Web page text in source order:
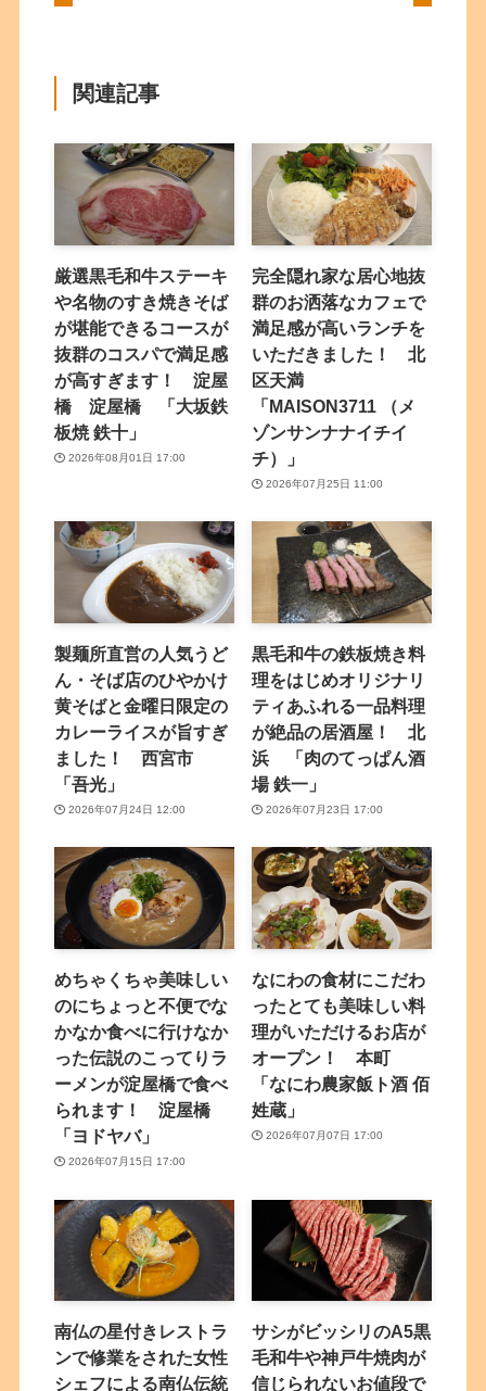
関連記事
厳選黒毛和牛ステーキ
や名物のすき焼きそば
が堪能できるコースが
抜群のコスパで満足感
が高すぎます！ 淀屋
橋 淀屋橋 「大坂鉄
板焼 鉄十」
2026年08月01日 17:00
完全隠れ家な居心地抜
群のお洒落なカフェで
満足感が高いランチを
いただきました！ 北
区天満
「MAISON3711 （メ
ゾンサンナナイチイ
チ）」
2026年07月25日 11:00
製麺所直営の人気うど
ん・そば店のひやかけ
黄そばと金曜日限定の
カレーライスが旨すぎ
ました！ 西宮市
「吾光」
2026年07月24日 12:00
黒毛和牛の鉄板焼き料
理をはじめオリジナリ
ティあふれる一品料理
が絶品の居酒屋！ 北
浜 「肉のてっぱん酒
場 鉄一」
2026年07月23日 17:00
めちゃくちゃ美味しい
のにちょっと不便でな
かなか食べに行けなか
った伝説のこってりラ
ーメンが淀屋橋で食べ
られます！ 淀屋橋
「ヨドヤバ」
2026年07月15日 17:00
なにわの食材にこだわ
ったとても美味しい料
理がいただけるお店が
オープン！ 本町
「なにわ農家飯ト酒 佰
姓蔵」
2026年07月07日 17:00
南仏の星付きレストラ
ンで修業をされた女性
シェフによる南仏伝統
サシがビッシリのA5黒
毛和牛や神戸牛焼肉が
信じられないお値段で